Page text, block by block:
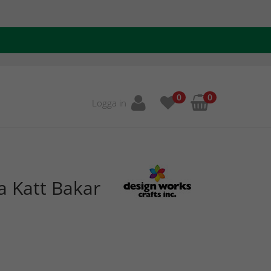
Logga in 0 0
Katt Bakar